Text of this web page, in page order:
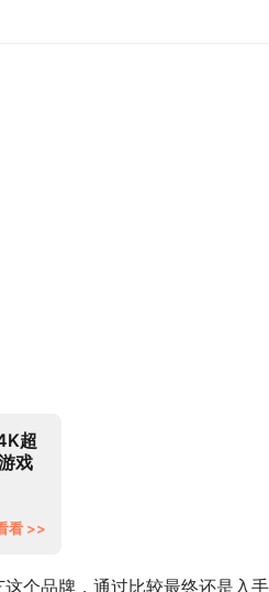
超
戏
看 >>
个品牌，通过比较最终还是入